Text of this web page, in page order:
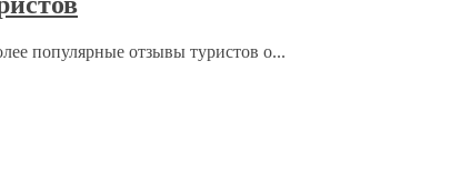
популярные отзывы туристов о...